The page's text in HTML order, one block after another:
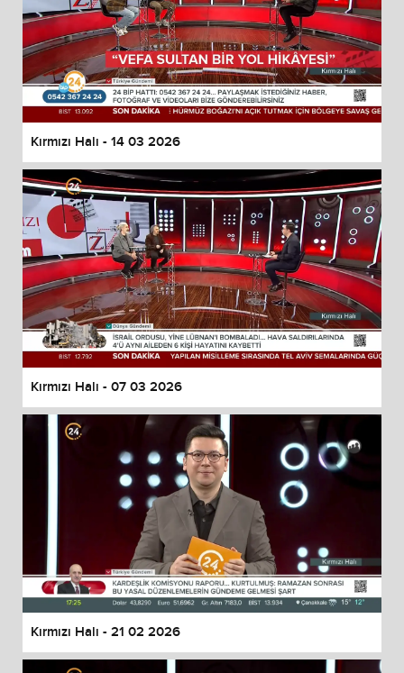
Kırmızı Halı - 14 03 2026
Kırmızı Halı - 07 03 2026
Kırmızı Halı - 21 02 2026